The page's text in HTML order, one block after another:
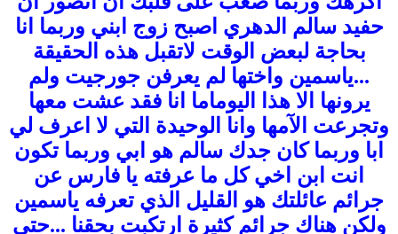
حفيد سالم الدهري اصبح زوج ابني وربما انا
بحاجة لبعض الوقت لاتقبل هذه الحقيقة
...ياسمين واختها لم يعرفن جورجيت ولم
يرونها الا هذا اليوماما انا فقد عشت معها
وتجرعت الآمها وانا الوحيدة التي لا اعرف لي
ابا وربما كان جدك سالم هو ابي وربما تكون
انت ابن اخي كل ما عرفته يا فارس عن
جرائم عائلتك هو القليل الذي تعرفه ياسمين
ولكن هناك جرائم كثيرة ارتكبت بحقنا ...حتى